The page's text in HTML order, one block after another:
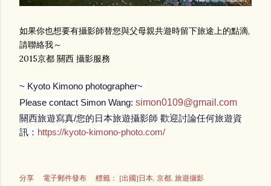
如果你也想要有攝影師替您與父母親共遊時留下旅途上的點滴,
請聯絡我～
2015京都 關西 攝影服務
~ Kyoto Kimono photographer~
Please contact Simon Wang: simon0109@gmail.com
關西旅遊寫真/您的日本旅遊攝影師 歡迎討論任何旅遊資
訊： https://kyoto-kimono-photo.com/
分享 電子郵件發布 標籤： [出國]日本 京都 旅遊攝影